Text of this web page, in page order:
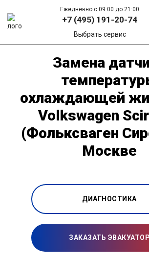
Ежедневно с 09:00 до 21:00
+7 (495) 191-20-74
Выбрать сервис
Замена
охлаждающей
Volkswagen
(Фольксваген
Москве
ДИАГНОСТИКА
ЗАКАЗАТЬ ЭВАКУАТОР